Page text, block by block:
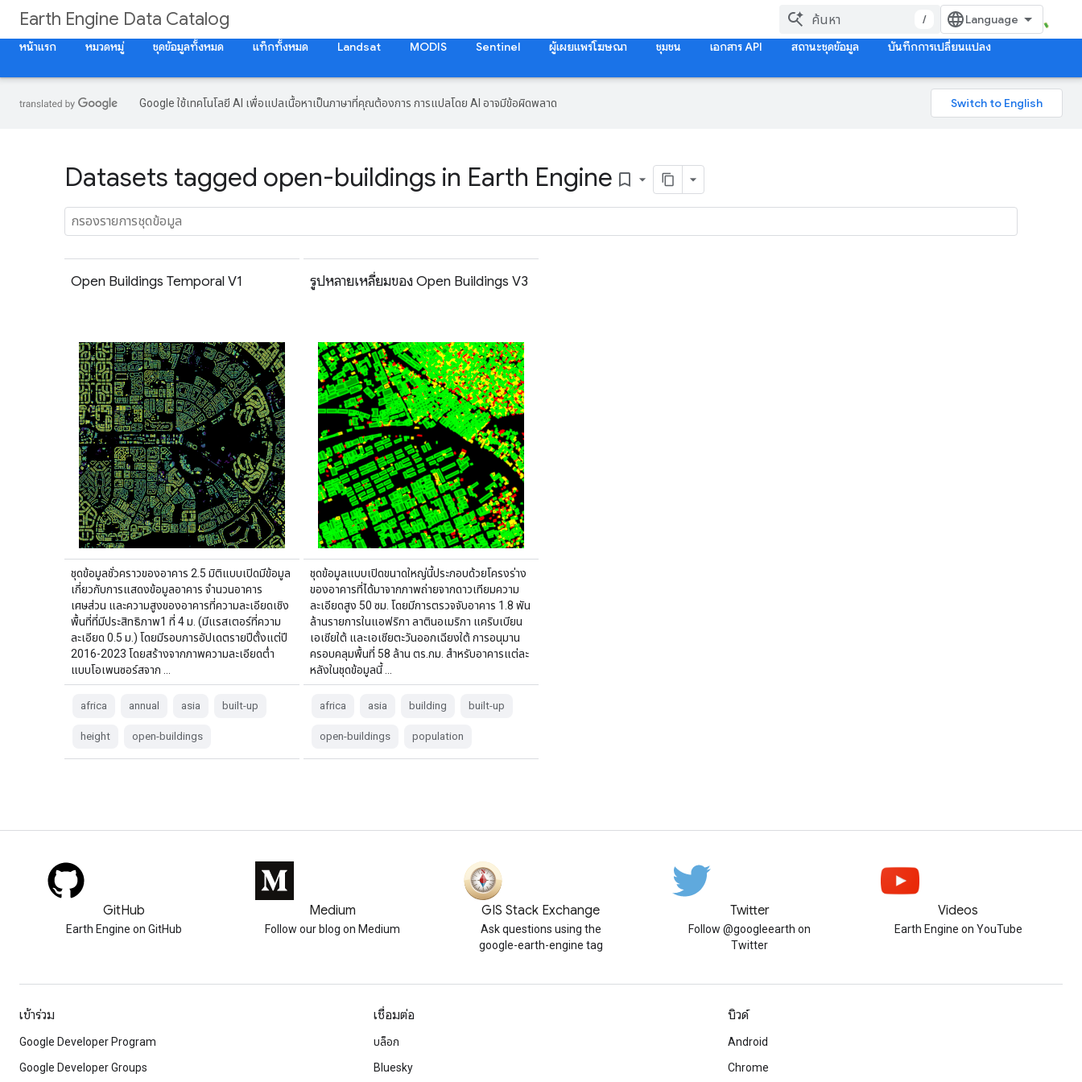
Earth Engine Data Catalog
/
หน้าแรก
หมวดหมู่ ชุดข้อมูลทั้งหมด แท็กทั้งหมด Landsat MODIS Sentinel ผู้เผยแพร่โฆษณา ชุมชน เอกสาร API สถานะชุดข้อมูล บันทึกการเปลี่ยนแปลง
Google ใช้เทคโนโลยี AI เพื่อแปลเนื้อหาเป็นภาษาที่คุณต้องการ การแปลโดย AI อาจมีข้อผิดพลาด
Datasets tagged open-buildings in Earth Engine bookmark_border
Open Buildings Temporal V1
ชุดข้อมูลชั่วคราวของอาคาร 2.5 มิติแบบเปิดมีข้อมูล
เกี่ยวกับการแสดงข้อมูลอาคาร จำนวนอาคาร
เศษส่วน และความสูงของอาคารที่ความละเอียดเชิง
พื้นที่ที่มีประสิทธิภาพ1 ที่ 4 ม. (มีแรสเตอร์ที่ความ
ละเอียด 0.5 ม.) โดยมีรอบการอัปเดตรายปีตั้งแต่ปี
2016-2023 โดยสร้างจากภาพความละเอียดต่ำ
แบบโอเพนซอร์สจาก …
africa annual asia built-up
height open-buildings
รูปหลายเหลี่ยมของ Open Buildings V3
ชุดข้อมูลแบบเปิดขนาดใหญ่นี้ประกอบด้วยโครงร่าง
ของอาคารที่ได้มาจากภาพถ่ายจากดาวเทียมความ
ละเอียดสูง 50 ซม. โดยมีการตรวจจับอาคาร 1.8 พัน
ล้านรายการในแอฟริกา ลาตินอเมริกา แคริบเบียน
เอเชียใต้ และเอเชียตะวันออกเฉียงใต้ การอนุมาน
ครอบคลุมพื้นที่ 58 ล้าน ตร.กม. สำหรับอาคารแต่ละ
หลังในชุดข้อมูลนี้ …
africa asia building built-up
open-buildings population
GitHub
Earth Engine on GitHub
Medium
Follow our blog on Medium
GIS Stack Exchange
Ask questions using the
google-earth-engine tag
Twitter
Follow @googleearth on
Twitter
Videos
Earth Engine on YouTube
เข้าร่วม
Google Developer Program
Google Developer Groups
เชื่อมต่อ
บล็อก
Bluesky
บิวด์
Android
Chrome